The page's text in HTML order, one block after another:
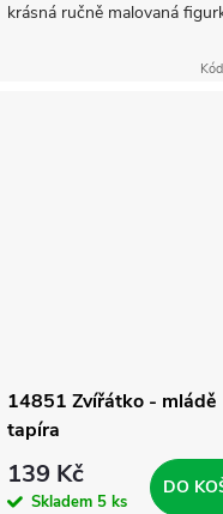
krásná ručně malovaná
14851 Zvířátko - mládě
tapíra
139 Kč
Skladem 5 ks
DO